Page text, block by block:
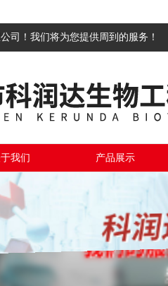
司！我们将为您提供周到的服务！
我们 产品展示